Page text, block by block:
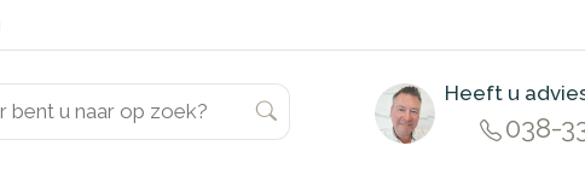
Heeft u
038-